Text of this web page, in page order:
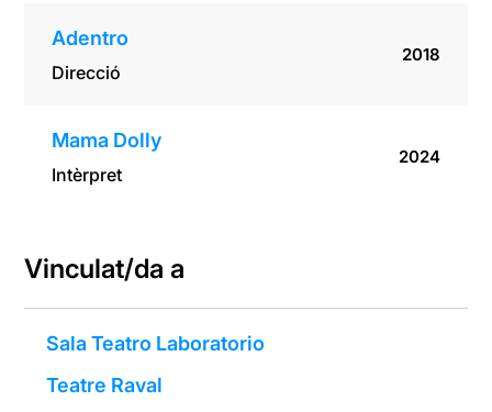
Adentro
Direcció
2018
Mama Dolly
Intèrpret
2024
Vinculat/da a
Sala Teatro Laboratorio
Teatre Raval